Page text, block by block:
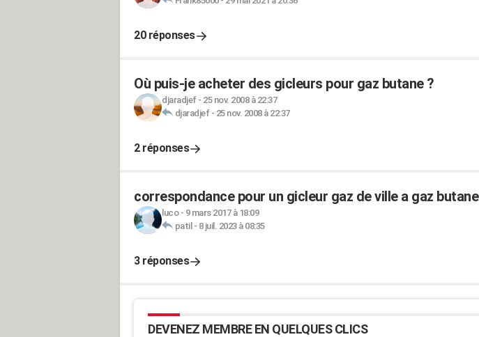
20 réponses
Où puis-je acheter des gicleurs pour gaz butane ?
djaradjef- 25 nov. 2008 à 22:37
djaradjef- 25 nov. 2008 à 22:37
2 réponses
correspondance pour un gicleur gaz de ville a gaz butane
luco- 9 mars 2017 à 18:09
patil - 8 juil. 2023 à 08:35
3 réponses
DEVENEZ MEMBRE EN QUELQUES CLICS